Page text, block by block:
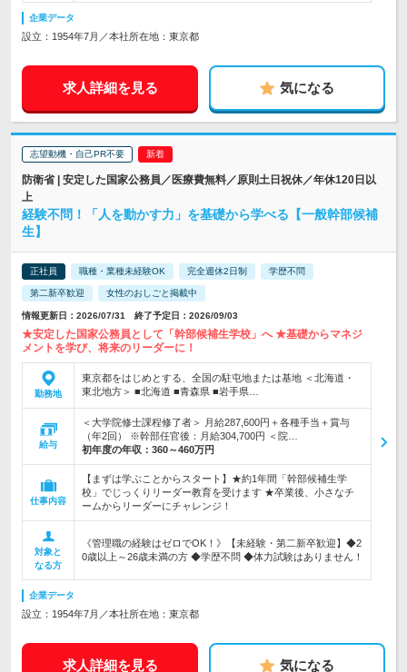
企業データ
設立：1954年7月／本社所在地：東京都
求人詳細を見る 気になる
志望動機・自己PR不要
防衛省 | 安定した国家公務員／医療費無料／原則土日祝休／年休120日以
上
経験不問！「人を動かす力」を基礎から学べる【一般幹部候補
生】
正社員 職種・業種未経験OK 完全週休2日制 学歴不問
第二新卒歓迎 女性のおしごと掲載中
情報更新日：2026/07/31 終了予定日：2026/09/03
★安定した国家公務員として「幹部候補生学校」へ ★基礎からマネジ
メントを学び、将来のリーダーに！
勤務地
東京都をはじめとする、全国の駐屯地または基地 ＜北海道・
東北地方＞ ■北海道 ■青森県 ■岩手県…
給与
＜大学院修士課程修了者＞ 月給287,600円＋各種手当＋賞与
（年2回） ※幹部任官後：月給304,700円 ＜院…
初年度の年収： 360～460万円
仕事内容
【まずは学ぶことからスタート】★約1年間「幹部候補生学
校」でじっくりリーダー教育を受けます ★卒業後、小さなチ
ームからリーダーにチャレンジ！
対象と
なる方
《管理職の経験はゼロでOK！》【未経験・第二新卒歓迎】◆2
0歳以上～26歳未満の方 ◆学歴不問 ◆体力試験はありません！
企業データ
設立：1954年7月／本社所在地：東京都
求人詳細を見る 気になる